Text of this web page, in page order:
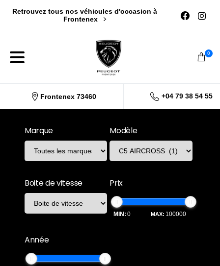
Retrouvez tous nos véhicules d'occasion à
Frontenex
0
Frontenex 73460 +04 79 38 54 55
Marque Modèle
Boite de vitesse Prix
Année